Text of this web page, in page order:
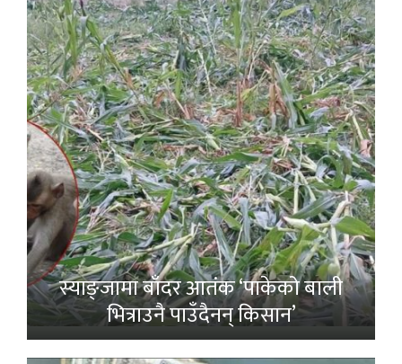
स्याङ्जामा बाँदर आतंक ‘पाकेको बाली
भित्राउनै पाउँदैनन् किसान’